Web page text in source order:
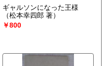
ギャルソンになった王様
（松本幸四郎 著）
￥800